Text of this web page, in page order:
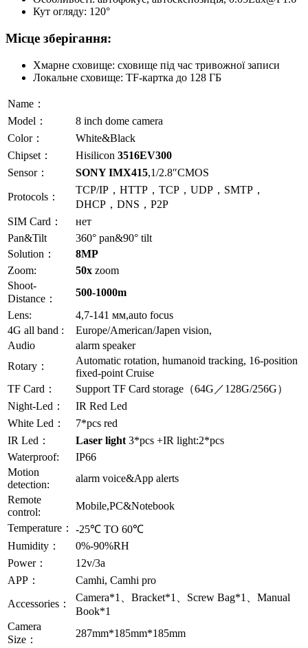
Кут огляду: 120°
Місце зберігання:
Хмарне сховище: сховище під час тривожної записи
Локальне сховище: TF-картка до 128 ГБ
Name：
Model：
8 inch dome camera
Color：
White&Black
Chipset：
Hisilicon 3516EV300
Sensor：
SONY IMX415,1/2.8″CMOS
Protocols：
TCP/IP，HTTP，TCP，UDP，SMTP，
DHCP，DNS，P2P
SIM Card：
нет
Pan&Tilt
360° pan&90° tilt
Solution：
8MP
Zoom:
50x zoom
Shoot-
Distance：
500-1000m
Lens:
4,7-141 мм,auto focus
4G all band :
Europe/American/Japen vision,
Audio
alarm speaker
Rotary：
Automatic rotation, humanoid tracking, 16-position
fixed-point Cruise
TF Card：
Support TF Card storage（64G／128G/256G）
Night-Led：
IR Red Led
White Led：
7*pcs red
IR Led：
Laser light 3*pcs +IR light:2*pcs
Waterproof:
IP66
Motion
detection:
alarm voice&App alerts
Remote
control:
Mobile,PC&Notebook
Temperature：
-25℃ TO 60℃
Humidity：
0%-90%RH
Power：
12v/3a
APP：
Camhi, Camhi pro
Accessories：
Camera*1、Bracket*1、Screw Bag*1、Manual
Book*1
Camera
Size：
287mm*185mm*185mm